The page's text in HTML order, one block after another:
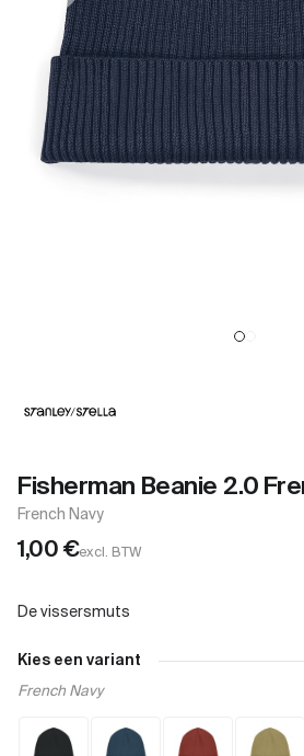
Fisherman Beanie 2.0
French Navy
1,00€excl. BTW
Kies een variant
French Navy